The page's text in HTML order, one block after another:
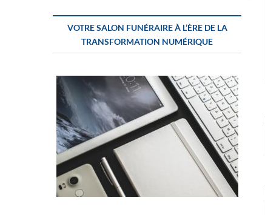
VOTRE SALON FUNÉRAIRE À L’ÈRE DE LA
TRANSFORMATION NUMÉRIQUE